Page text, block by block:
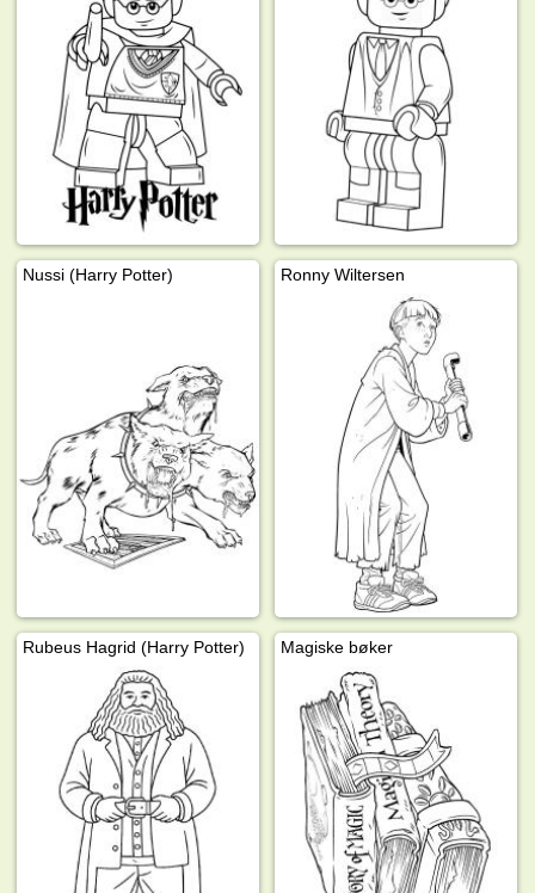
Nussi (Harry Potter) Ronny Wiltersen
Rubeus Hagrid (Harry Potter) Magiske bøker